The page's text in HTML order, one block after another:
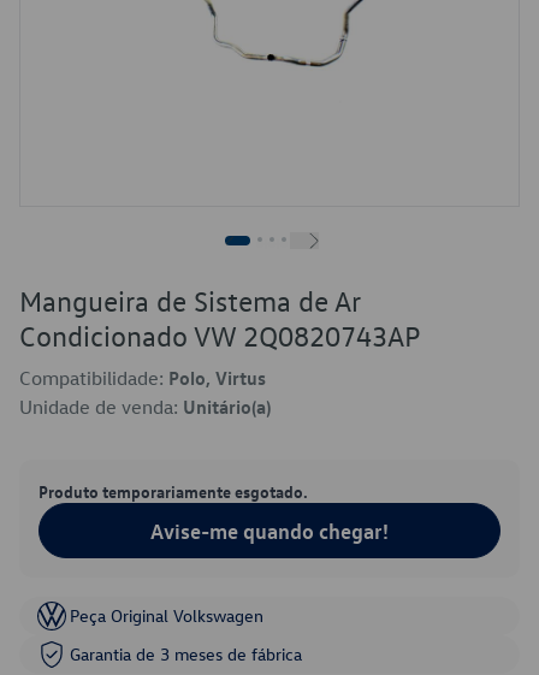
Mangueira de Sistema de Ar
Condicionado VW 2Q0820743AP
Compatibilidade: Polo, Virtus
Unidade de venda: Unitário(a)
Produto temporariamente esgotado.
Avise-me quando chegar!
Peça Original Volkswagen
Garantia de 3 meses de fábrica